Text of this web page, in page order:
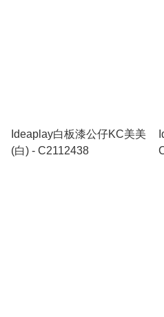
Ideaplay白板漆公仔KC美美
(白) - C2112438